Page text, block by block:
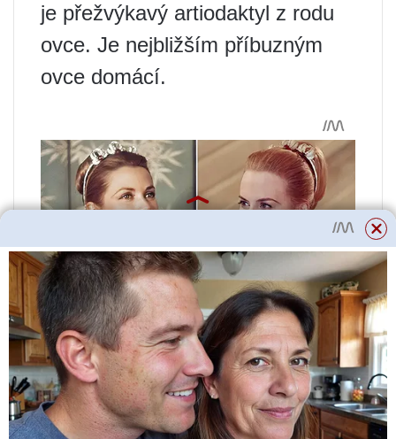
je přežvýkavý artiodaktyl z rodu
ovce. Je nejbližším příbuzným
ovce domácí.